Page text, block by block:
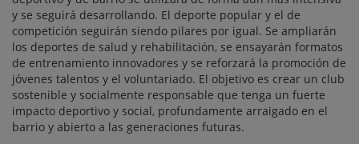
y se seguirá desarrollando. El deporte popular y el de
competición seguirán siendo pilares por igual. Se ampliarán
los deportes de salud y rehabilitación, se ensayarán formatos
de entrenamiento innovadores y se reforzará la promoción de
jóvenes talentos y el voluntariado. El objetivo es crear un club
sostenible y socialmente responsable que tenga un fuerte
impacto deportivo y social, profundamente arraigado en el
barrio y abierto a las generaciones futuras.